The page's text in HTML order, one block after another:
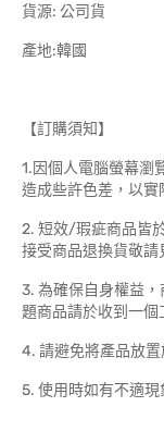
貨源: 公司貨
產地:韓國
【訂購須知】
1.因個人電腦螢幕瀏
造成些許色差，以實
2. 短效/瑕疵商品皆
接受商品退換貨敬請
3. 為確保自身權益
題商品請於收到一個
4. 請避免將產品放
5. 使用時如有不適